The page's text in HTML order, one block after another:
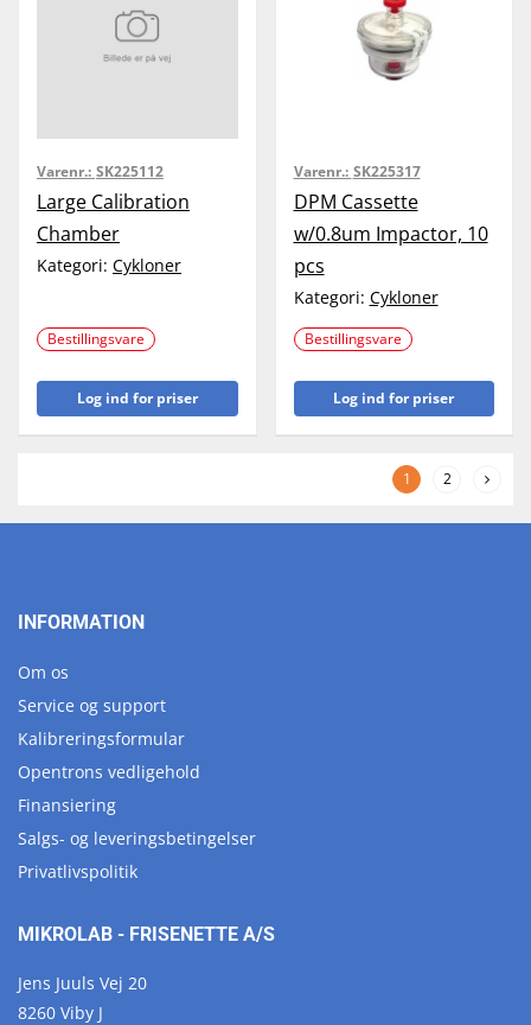
Varenr.: SK225112
Large Calibration
Chamber
Kategori: Cykloner
Bestillingsvare
Log ind for priser
Varenr.: SK225317
DPM Cassette
w/0.8um Impactor, 10
pcs
Kategori: Cykloner
Bestillingsvare
Log ind for priser
1 2
INFORMATION
Om os
Service og support
Kalibreringsformular
Opentrons vedligehold
Finansiering
Salgs- og leveringsbetingelser
Privatlivspolitik
MIKROLAB - FRISENETTE A/S
Jens Juuls Vej 20
8260 Viby J